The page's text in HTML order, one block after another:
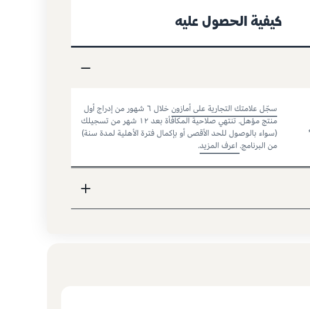
كيفية الحصول عليه
سجّل علامتك التجارية على أمازون
خلال ٦ شهور من إدراج أول
منتج مؤهل. تنتهي صلاحية المكافأة بعد ١٢ شهر من تسجيلك
(سواء بالوصول للحد الأقصى أو بإكمال فترة الأهلية لمدة سنة)
من البرنامج. اعرف المزيد.